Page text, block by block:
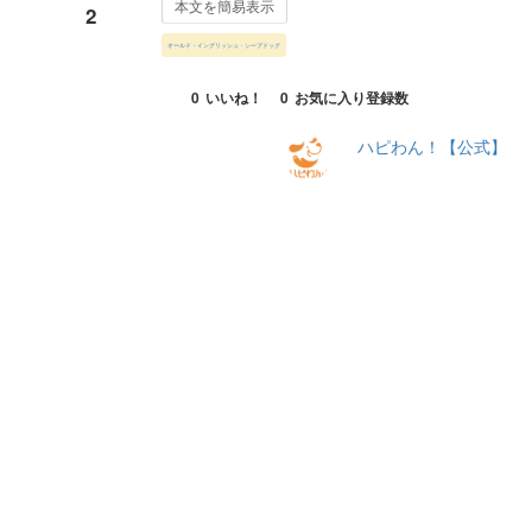
2
本文を簡易表示
オールド・イングリッシュ・シープドッグ
0 いいね！ 0 お気に入り登録数
ハピわん！【公式】